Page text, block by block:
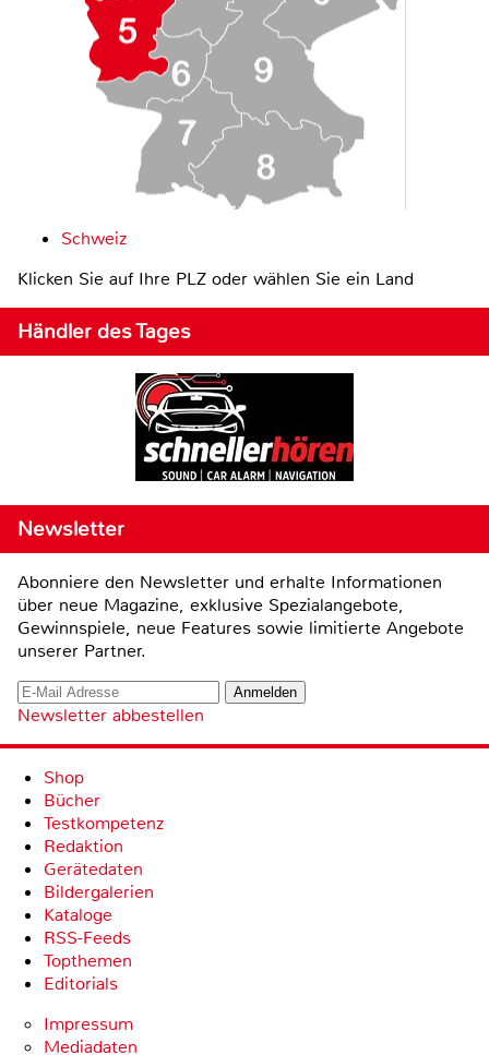
Schweiz
Klicken Sie auf Ihre PLZ oder wählen Sie ein Land
Händler des Tages
Newsletter
Abonniere den Newsletter und erhalte Informationen
über neue Magazine, exklusive Spezialangebote,
Gewinnspiele, neue Features sowie limitierte Angebote
unserer Partner.
Newsletter abbestellen
Shop
Bücher
Testkompetenz
Redaktion
Gerätedaten
Bildergalerien
Kataloge
RSS-Feeds
Topthemen
Editorials
Impressum
Mediadaten